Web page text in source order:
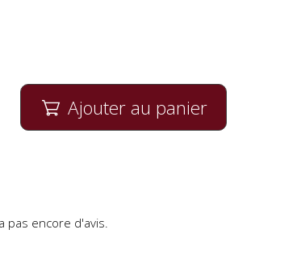
 Ajouter au panier
pas encore d'avis.